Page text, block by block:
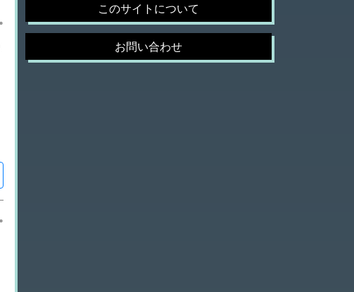
このサイトについて
お問い合わせ